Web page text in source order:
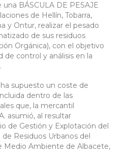
una BÁSCULA DE PESAJE
de Hellín, Tobarra,
y Ontur, realizar el pesado
de sus residuos
Orgánica), con el objetivo
de control y análisis en la
supuesto un coste de
dentro de las
que, la mercantil
asumió, al resultar
de Gestión y Explotación del
Residuos Urbanos del
Medio Ambiente de Albacete,